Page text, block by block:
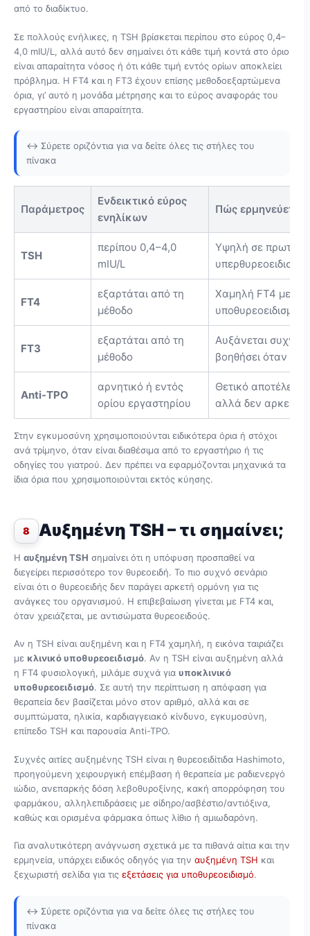
από το διαδίκτυο.
Σε πολλούς ενήλικες, η TSH βρίσκεται περίπου στο εύρος 0,4–
4,0 mIU/L, αλλά αυτό δεν σημαίνει ότι κάθε τιμή κοντά στο όριο
είναι απαραίτητα νόσος ή ότι κάθε τιμή εντός ορίων αποκλείει
πρόβλημα. Η FT4 και η FT3 έχουν επίσης μεθοδοεξαρτώμενα
όρια, γι’ αυτό η μονάδα μέτρησης και το εύρος αναφοράς του
εργαστηρίου είναι απαραίτητα.
↔️ Σύρετε οριζόντια για να δείτε όλες τις στήλες του
πίνακα
Παράμετρος
Ενδεικτικό εύρος
ενηλίκων
Πώς ερμηνεύεται
TSH
περίπου 0,4–4,0
mIU/L
Υψηλή σε
FT4
εξαρτάται από τη
μέθοδο
Χαμηλή FT4 με
υποθυρεοειδισμό
FT3
εξαρτάται από τη
μέθοδο
Αυξάνεται συχνά
βοηθήσει όταν η
Anti-TPO
αρνητικό ή εντός
ορίου εργαστηρίου
Θετικό
αλλά δεν αρκεί
Στην εγκυμοσύνη χρησιμοποιούνται ειδικότερα όρια ή στόχοι
ανά τρίμηνο, όταν είναι διαθέσιμα από το εργαστήριο ή τις
οδηγίες του γιατρού. Δεν πρέπει να εφαρμόζονται μηχανικά τα
ίδια όρια που χρησιμοποιούνται εκτός κύησης.
8 Αυξημένη TSH – τι σημαίνει;
Η αυξημένη TSH σημαίνει ότι η υπόφυση προσπαθεί να
διεγείρει περισσότερο τον θυρεοειδή. Το πιο συχνό σενάριο
είναι ότι ο θυρεοειδής δεν παράγει αρκετή ορμόνη για τις
ανάγκες του οργανισμού. Η επιβεβαίωση γίνεται με FT4 και,
όταν χρειάζεται, με αντισώματα θυρεοειδούς.
Αν η TSH είναι αυξημένη και η FT4 χαμηλή, η εικόνα ταιριάζει
με κλινικό υποθυρεοειδισμό. Αν η TSH είναι αυξημένη αλλά
η FT4 φυσιολογική, μιλάμε συχνά για υποκλινικό
υποθυρεοειδισμό. Σε αυτή την περίπτωση η απόφαση για
θεραπεία δεν βασίζεται μόνο στον αριθμό, αλλά και σε
συμπτώματα, ηλικία, καρδιαγγειακό κίνδυνο, εγκυμοσύνη,
επίπεδο TSH και παρουσία Anti-TPO.
Συχνές αιτίες αυξημένης TSH είναι η θυρεοειδίτιδα Hashimoto,
προηγούμενη χειρουργική επέμβαση ή θεραπεία με ραδιενεργό
ιώδιο, ανεπαρκής δόση λεβοθυροξίνης, κακή απορρόφηση του
φαρμάκου, αλληλεπιδράσεις με σίδηρο/ασβέστιο/αντιόξινα,
καθώς και ορισμένα φάρμακα όπως λίθιο ή αμιωδαρόνη.
Για αναλυτικότερη ανάγνωση σχετικά με τα πιθανά αίτια και την
ερμηνεία, υπάρχει ειδικός οδηγός για την αυξημένη TSH και
ξεχωριστή σελίδα για τις εξετάσεις για υποθυρεοειδισμό.
↔️ Σύρετε οριζόντια για να δείτε όλες τις στήλες του
πίνακα